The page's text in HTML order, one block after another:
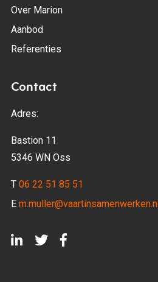
Over Marion
Aanbod
Referenties
Contact
Adres:
Bastion 11
5346 WN Oss
T 06 22 51 85 51
E m.muller@vaartinsamenwerken.nl